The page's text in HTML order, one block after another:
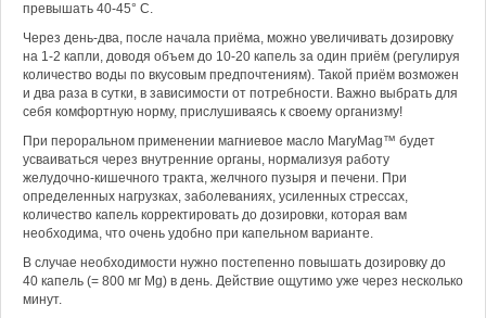
превышать 40-45° С.
Через день-два, после начала приёма, можно увеличивать дозировку
на 1-2 капли, доводя объем до 10-20 капель за один приём (регулируя
количество воды по вкусовым предпочтениям). Такой приём возможен
и два раза в сутки, в зависимости от потребности. Важно выбрать для
себя комфортную норму, прислушиваясь к своему организму!
При пероральном применении магниевое масло MaryМag™ будет
усваиваться через внутренние органы, нормализуя работу
желудочно-кишечного тракта, желчного пузыря и печени. При
определенных нагрузках, заболеваниях, усиленных стрессах,
количество капель корректировать до дозировки, которая вам
необходима, что очень удобно при капельном варианте.
В случае необходимости нужно постепенно повышать дозировку до
40 капель (= 800 мг Mg) в день. Действие ощутимо уже через несколько
минут.